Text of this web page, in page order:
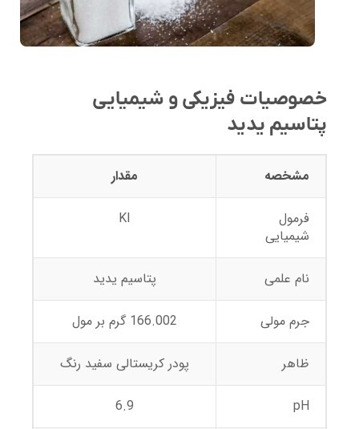
خصوصیات فیزیکی و شیمیایی
پتاسیم یدید
مشخصه مقدار
فرمول
شیمیایی
KI
نام علمی پتاسیم یدید
جرم مولی 166.002 گرم بر مول
ظاهر پودر کریستالی سفید رنگ
pH
6.9